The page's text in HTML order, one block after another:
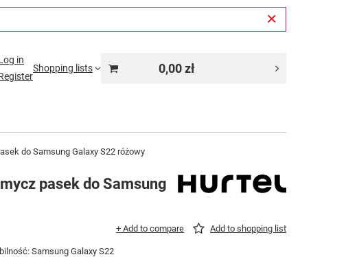
in
Shopping lists 0,00 zł
do Samsung Galaxy S22 różowy
pasek do Samsung
+ Add to compare Add to shopping list
Samsung Galaxy S22